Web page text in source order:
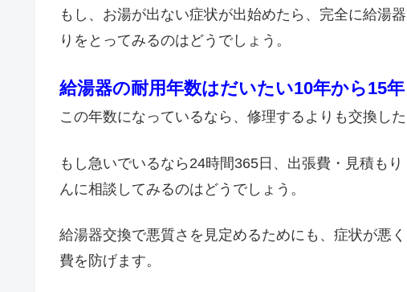
もし、お湯が出ない症状が出始めたら、完全に給湯
りをとってみるのはどうでしょう。
給湯器の耐用年数はだいたい10年から15年
この年数になっているなら、修理するよりも交換し
もし急いでいるなら24時間365日、出張費・見積も
んに相談してみるのはどうでしょう。
給湯器交換で悪質さを見定めるためにも、症状が悪
費を防げます。